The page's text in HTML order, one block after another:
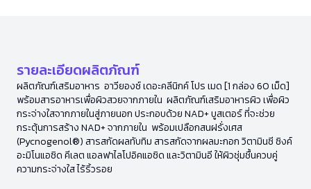
รายละเอียดผลิตภัณฑ์
ผลิตภัณฑ์เสริมอาหาร อาวียองซ์ เดอะคลีนิกค์ โปร เมด [1 กล่อง 60 เม็ด]
พร้อมสารอาหารเพื่อผิวสวยจากภายใน ผลิตภัณฑ์เสริมอาหารผิว เพื่อผิว
กระจ่างใสจากภายในสู่ภายนอก ประกอบด้วย NAD+ บูสเตอร์ ที่จะช่วย
กระตุ้นการสร้าง NAD+ จากภายใน พร้อมเปลือกสนฝรั่งเศส
(Pycnogenol®) สารสกัดผลทับทิม สารสกัดจากผลมะกอก วิตามินซี ซิงค์
อะมิโนแอซิด คีเลต แอลฟาไลโปอิคแอซิด และวิตามินอี ให้ผิวชุ่มชื้นควบคู่
ความกระจ่างใส ไร้ริ้วรอย